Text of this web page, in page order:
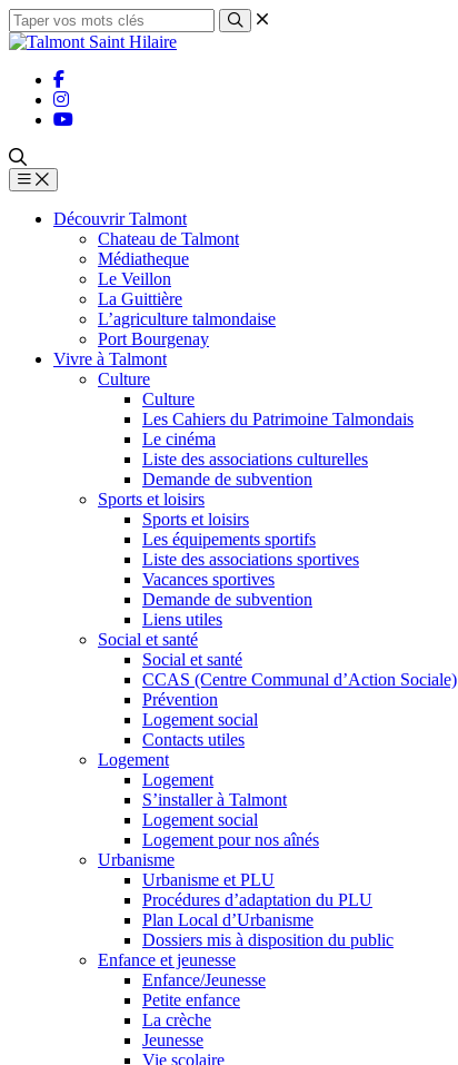
Découvrir Talmont
Chateau de Talmont
Médiatheque
Le Veillon
La Guittière
L’agriculture talmondaise
Port Bourgenay
Vivre à Talmont
Culture
Culture
Les Cahiers du Patrimoine Talmondais
Le cinéma
Liste des associations culturelles
Demande de subvention
Sports et loisirs
Sports et loisirs
Les équipements sportifs
Liste des associations sportives
Vacances sportives
Demande de subvention
Liens utiles
Social et santé
Social et santé
CCAS (Centre Communal d’Action Sociale)
Prévention
Logement social
Contacts utiles
Logement
Logement
S’installer à Talmont
Logement social
Logement pour nos aînés
Urbanisme
Urbanisme et PLU
Procédures d’adaptation du PLU
Plan Local d’Urbanisme
Dossiers mis à disposition du public
Enfance et jeunesse
Enfance/Jeunesse
Petite enfance
La crèche
Jeunesse
Vie scolaire